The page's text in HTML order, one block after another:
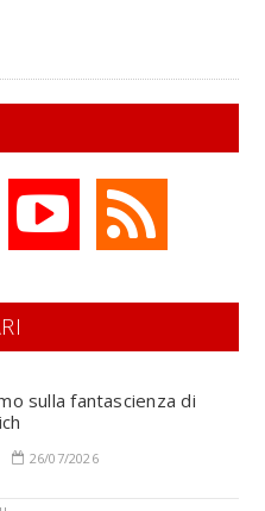
sulla fantascienza di
26/07/2026